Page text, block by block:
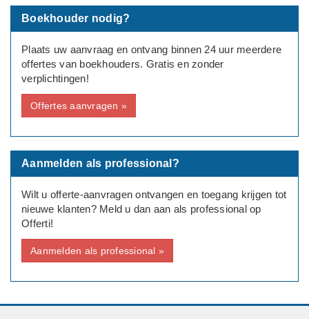
Boekhouder nodig?
Plaats uw aanvraag en ontvang binnen 24 uur meerdere
offertes van boekhouders. Gratis en zonder
verplichtingen!
Offertes aanvragen »
Aanmelden als professional?
Wilt u offerte-aanvragen ontvangen en toegang krijgen tot
nieuwe klanten? Meld u dan aan als professional op
Offerti!
Aanmelden als professional »